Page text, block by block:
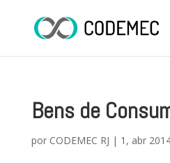
Bens de
por CODEMEC RJ | 1, abr